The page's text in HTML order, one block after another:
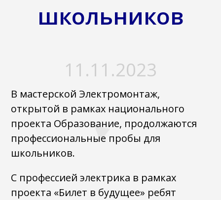
школьников
11.11.2023
В мастерской Электромонтаж,
открытой в рамках национального
проекта Образование, продолжаются
профессиональные пробы для
школьников.
С профессией электрика в рамках
проекта «Билет в будущее» ребят